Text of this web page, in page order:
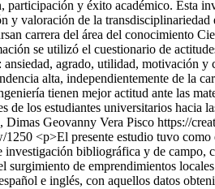
y éxito académico. Esta
y valoración de la
carrera del área del conocimiento
se utilizó el cuestionario de
agrado, utilidad, motivación
alta, independientemente de la
tienen mejor actitud ante las
de los estudiantes universitarios
Geovanny Vera Pisco https://
1250 <p>El presente estudio tuvo
investigación bibliográfica y de
de emprendimientos
e inglés, con aquellos datos